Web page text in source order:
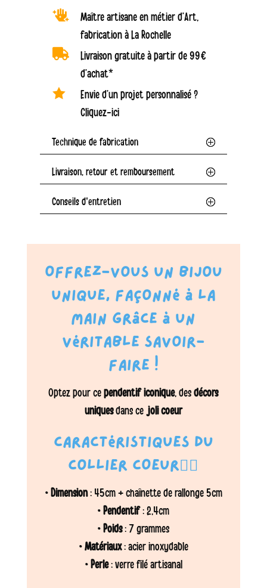
Collier
verre

Maître artisane en métier d’Art,
fabrication à La Rochelle

Livraison gratuite à partir de 99€
d’achat*

Envie d’un projet personnalisé ?
Cliquez-ici
Technique de fabrication
Livraison, retour et remboursement
Conseils d'entretien
Offrez-vous un bijou
unique, façonné à la
main grâce à un
véritable savoir-
faire !
Optez pour cependentif iconique, desdécors
uniquesdans ce joli coeur
Caractéristiques du
collier COEUR❤️‍🔥
• Dimension: 45cm + chaînette de rallonge 5cm
•Pendentif: 2,4cm
•Poids: 7 grammes
• Matériaux: acier inoxydable
•Perle: verre filé artisanal